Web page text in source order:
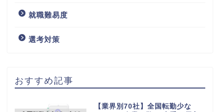
就職難易度
選考対策
おすすめ記事
【業界別70社】全国転勤少な